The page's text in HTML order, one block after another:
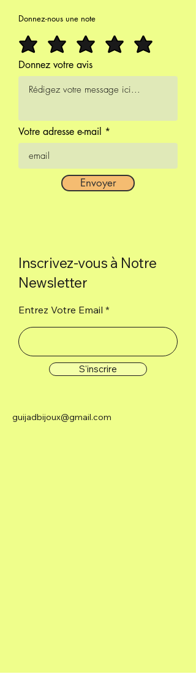
débutants qu’aux praticiens
expérimentés en radiesthésie.
Donnez-nous une note
Donnez votre avis
Votre adresse e-mail
Envoyer
Inscrivez-vous à Notre
Newsletter
Entrez Votre Email
S'inscrire
guijadbijoux@gmail.com